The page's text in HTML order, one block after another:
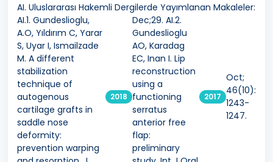
AI. Uluslararası Hakemli Dergilerde Yayımlanan Makaleler:
AI.1. Gundeslioglu,
A.O, Yıldırım C, Yarar
S, Uyar I, Ismailzade
M. A different
stabilization
technique of
autogenous
cartilage grafts in
saddle nose
deformity:
prevention warping
2018
Dec;29. AI.2.
Gundeslioglu
AO, Karadag
EC, Inan I. Lip
reconstruction
using a
functioning
serratus
anterior free
flap:
preliminary
2017
Oct;
46(10):
1243-
1247.